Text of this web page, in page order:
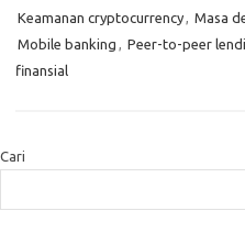
Keamanan cryptocurrency, Masa
Mobile banking , Peer-to-peer
finansial
Cari